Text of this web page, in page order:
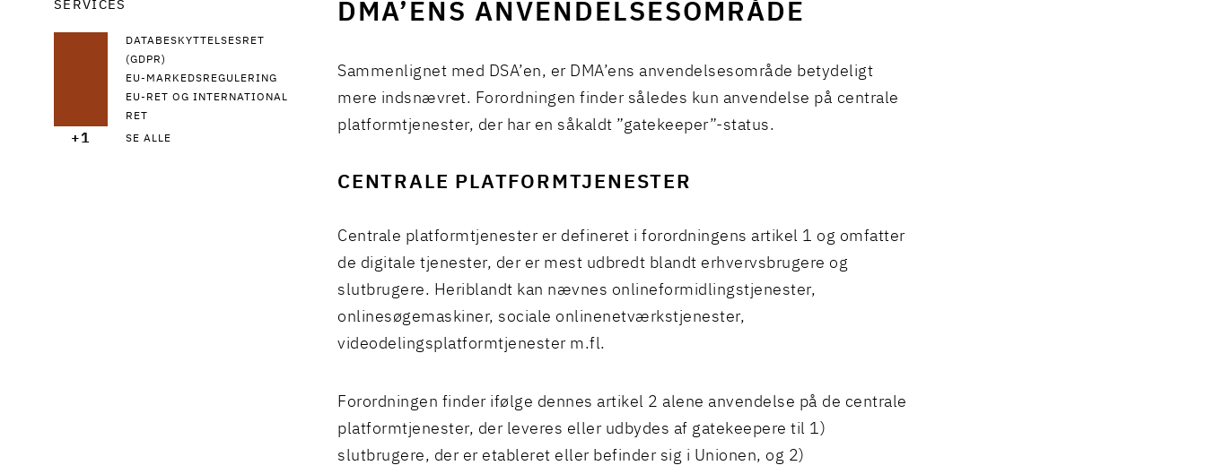
SERVICES
DATABESKYTTELSESRET
(GDPR)
EU-MARKEDSREGULERING
EU-RET OG INTERNATIONAL
RET
+1 SE ALLE
DMA’ENS ANVENDELSESOMRÅDE
Sammenlignet med DSA’en, er DMA’ens anvendelsesområde betydeligt
mere indsnævret. Forordningen finder således kun anvendelse på centrale
platformtjenester, der har en såkaldt ”gatekeeper”-status.
CENTRALE PLATFORMTJENESTER
Centrale platformtjenester er defineret i forordningens artikel 1 og omfatter
de digitale tjenester, der er mest udbredt blandt erhvervsbrugere og
slutbrugere. Heriblandt kan nævnes onlineformidlingstjenester,
onlinesøgemaskiner, sociale onlinenetværkstjenester,
videodelingsplatformtjenester m.fl.
Forordningen finder ifølge dennes artikel 2 alene anvendelse på de centrale
platformtjenester, der leveres eller udbydes af gatekeepere til 1)
slutbrugere, der er etableret eller befinder sig i Unionen, og 2)